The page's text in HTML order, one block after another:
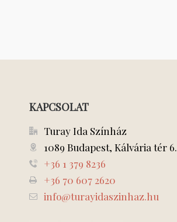
KAPCSOLAT
Turay Ida Színház
1089 Budapest, Kálvária tér 6.
+36 1 379 8236
+36 70 607 2620
info@turayidaszinhaz.hu